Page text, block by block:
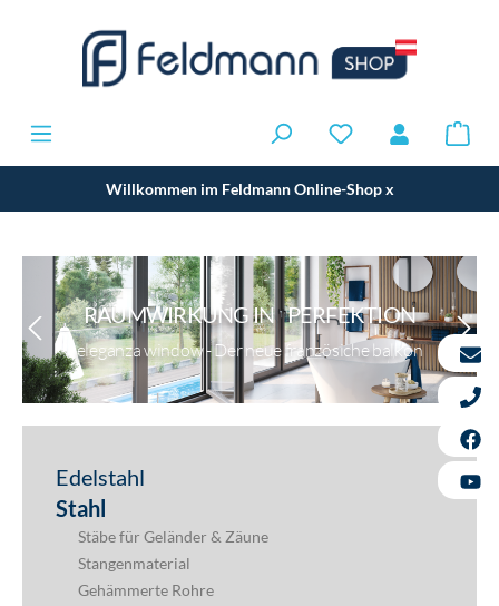
Willkommen im Feldmann Online-Shopx
RAUMWIRKUNG IN PERFEKTION
eleganza window - Der neue französiche balkon
Edelstahl
Stahl
Stäbe für Geländer & Zäune
Stangenmaterial
Gehämmerte Rohre